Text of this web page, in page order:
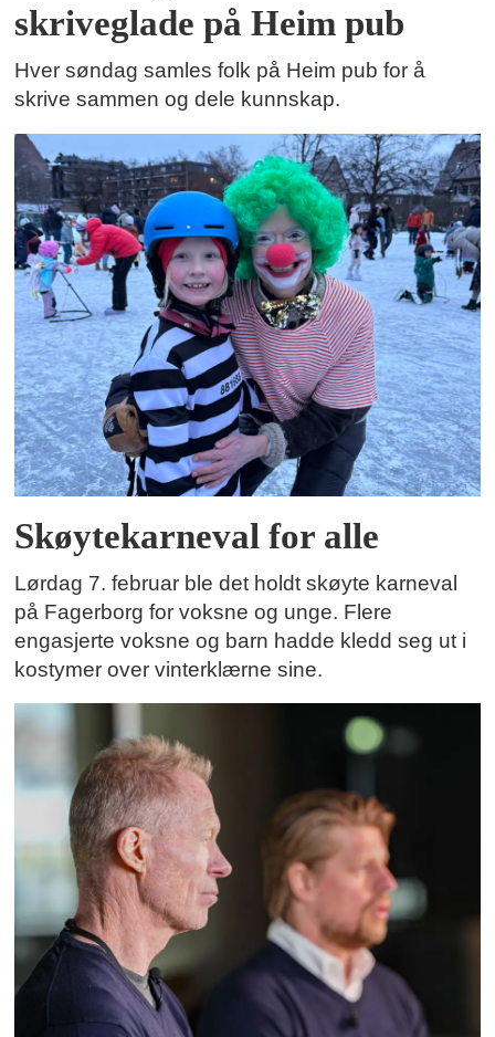
skriveglade på Heim pub
Hver søndag samles folk på Heim pub for å
skrive sammen og dele kunnskap.
Skøytekarneval for alle
Lørdag 7. februar ble det holdt skøyte karneval
på Fagerborg for voksne og unge. Flere
engasjerte voksne og barn hadde kledd seg ut i
kostymer over vinterklærne sine.